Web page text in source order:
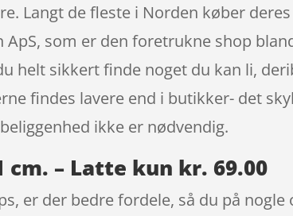
Langt de fleste i Norden køber
som er den foretrukne shop
helt sikkert finde noget du kan li,
findes lavere end i butikker- det
ikke er nødvendig.
cm. – Latte kun kr. 69.00
er der bedre fordele, så du på